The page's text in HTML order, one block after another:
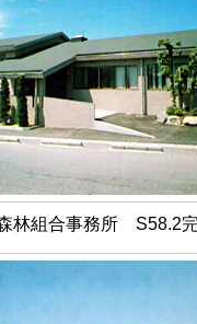
林組合事務所 S58.2